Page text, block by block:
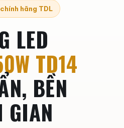
hãng TDL
LED
TD14
BỀN
GIAN